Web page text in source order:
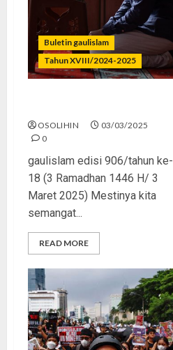
Buletin gaulislam
Tahun XVIII/2024-2025
OSOLIHIN
03/03/2025
0
gaulislam edisi 906/tahun ke-
18 (3 Ramadhan 1446 H/ 3
Maret 2025) Mestinya kita
semangat...
READ MORE